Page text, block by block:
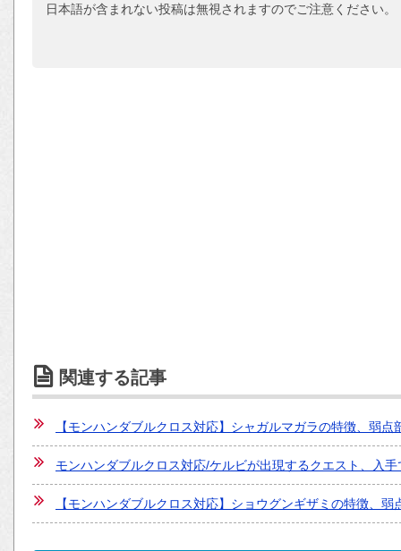
日本語が含まれない投稿は無視されますのでご注意ください
関連する記事
【モンハンダブルクロス対応】シャガルマガラの特徴、弱
モンハンダブルクロス対応/ケルビが出現するクエスト、入
【モンハンダブルクロス対応】ショウグンギザミの特徴、